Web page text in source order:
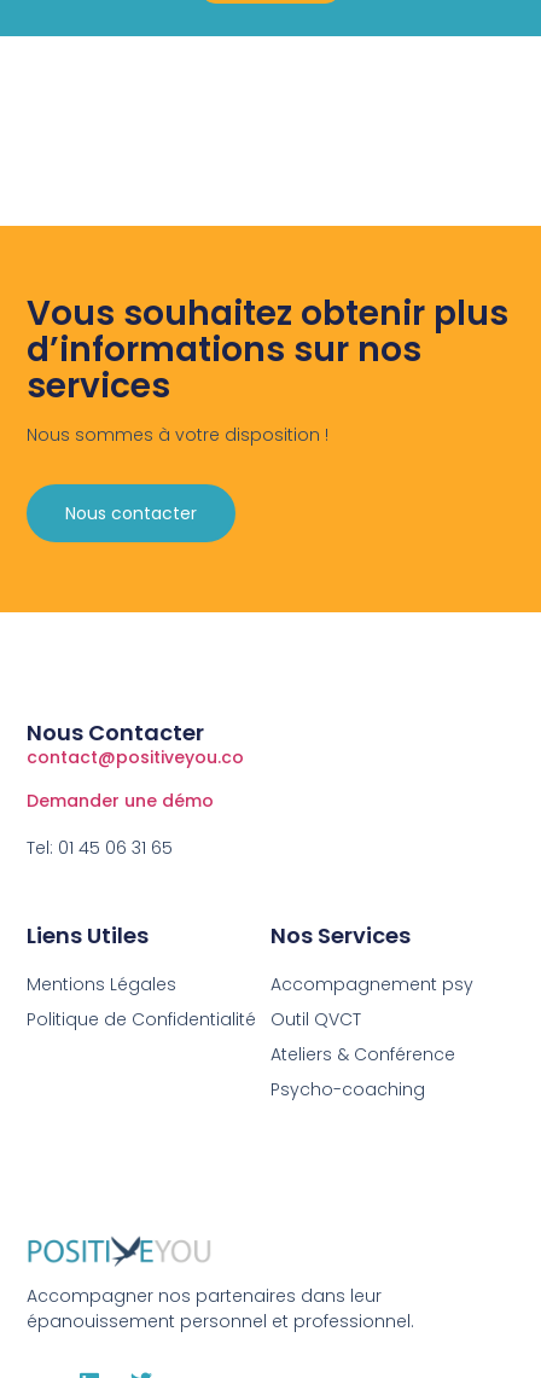
Vous souhaitez obtenir plus
d’informations sur nos
services
Nous sommes à votre disposition !
Nous contacter
Accompagner nos partenaires dans leur
épanouissement personnel et professionnel.
Nos Services
Accompagnement psy
Outil QVCT
Ateliers & Conférence
Psycho-coaching
Liens Utiles
Mentions Légales
Politique de Confidentialité
Nous Contacter
contact@positiveyou.co
Demander une démo
Tel: 01 45 06 31 65